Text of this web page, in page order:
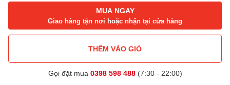
MUA NGAY
Giao hàng tận nơi hoặc nhận tại cửa hàng
THÊM VÀO GIỎ
Gọi đặt mua 0398 598 488(7:30 - 22:00)